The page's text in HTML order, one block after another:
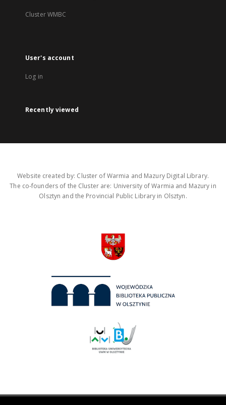
Cluster WMBC
User's account
Log in
Recently viewed
Website created by: Cluster of Warmia and Mazury Digital Library.
The co-founders of the Cluster are: University of Warmia and Mazury in
Olsztyn and the Provincial Public Library in Olsztyn.